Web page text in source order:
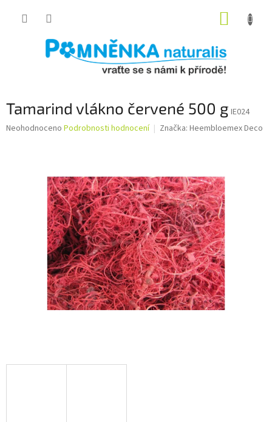
Tamarind vlákno červené 500 g IE024
Průměrné
Neohodnoceno Podrobnosti hodnocení Značka: Heembloemex Deco